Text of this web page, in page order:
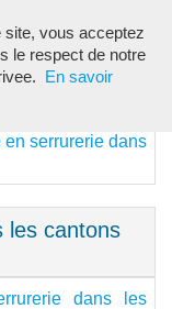
en serrurerie dans
les cantons
dans les
site, vous acceptez
le respect de notre
En savoir